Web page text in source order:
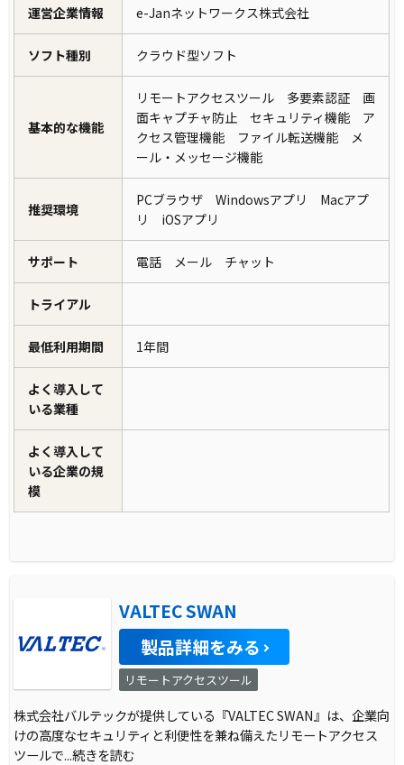
運営企業情報 e-Janネットワークス株式会社
ソフト種別 クラウド型ソフト
基本的な機能
リモートアクセスツール 多要素認証 画
面キャプチャ防止 セキュリティ機能 ア
クセス管理機能 ファイル転送機能 メ
ール・メッセージ機能
推奨環境
PCブラウザ Windowsアプリ Macアプ
リ iOSアプリ
サポート 電話 メール チャット
トライアル
最低利用期間 1年間
よく導入して
いる業種
よく導入して
いる企業の規
模
VALTEC SWAN
製品詳細をみる
リモートアクセスツール
株式会社バルテックが提供している『VALTEC SWAN』は、企業向
けの高度なセキュリティと利便性を兼ね備えたリモートアクセス
ツールで...続きを読む